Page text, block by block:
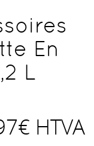
En
L
HTVA